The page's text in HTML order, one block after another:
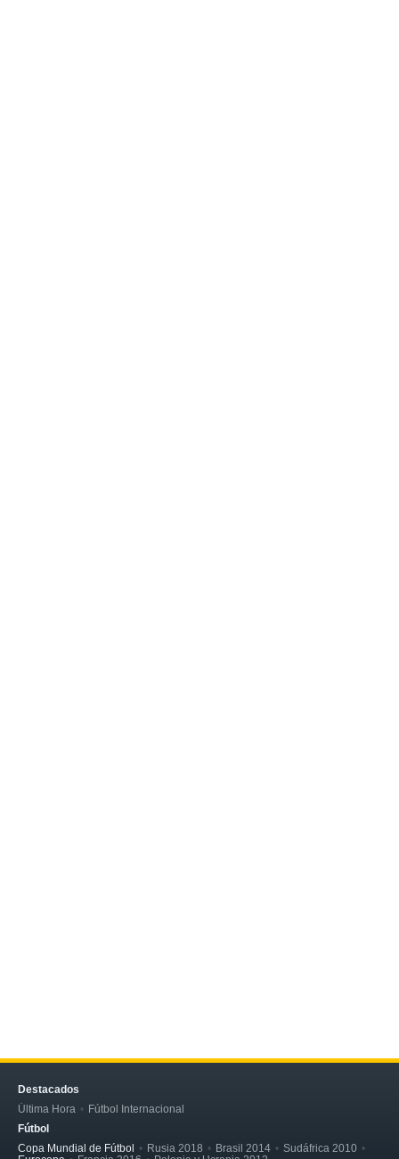
Destacados
Última Hora
Fútbol Internacional
Fútbol
Copa Mundial de Fútbol
Rusia 2018 Brasil 2014
Sudáfrica 2010